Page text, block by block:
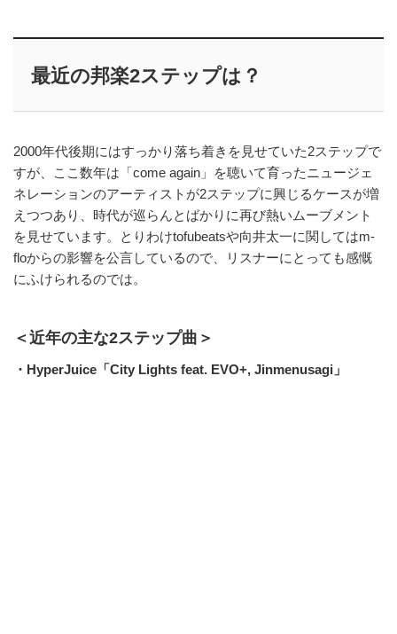
最近の邦楽2ステップは？
2000年代後期にはすっかり落ち着きを見せていた2ステップで
すが、ここ数年は「come again」を聴いて育ったニュージェ
ネレーションのアーティストが2ステップに興じるケースが増
えつつあり、時代が巡らんとばかりに再び熱いムーブメント
を見せています。とりわけtofubeatsや向井太一に関してはm-
floからの影響を公言しているので、リスナーにとっても感慨
にふけられるのでは。
＜近年の主な2ステップ曲＞
・HyperJuice「City Lights feat. EVO+, Jinmenusagi」